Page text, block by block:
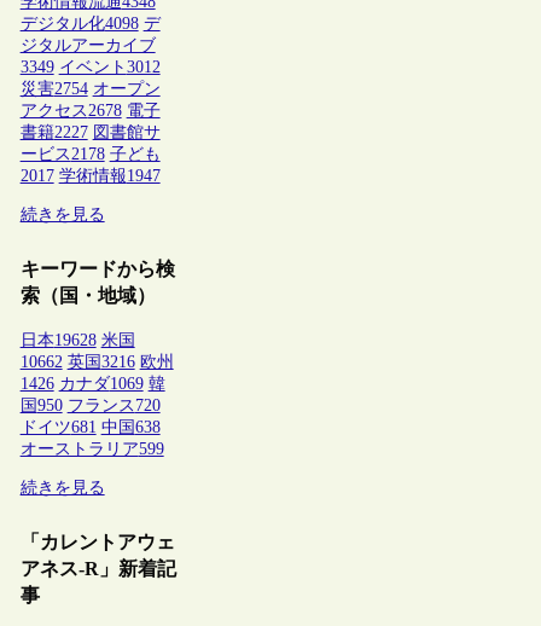
デジタル化4098 デ
ジタルアーカイブ
3349 イベント 3012
災害2754 オープン
アクセス2678 電子
書籍2227 図書館サ
ービス2178 子ども
2017 学術情報1947
続きを見る
キーワードから検
索（国・地域）
日本19628 米国
10662 英国3216 欧州
1426 カナダ1069 韓
国950 フランス 720
ドイツ681 中国638
オーストラリア599
続きを見る
「カレントアウェ
アネス-R」新着記
事